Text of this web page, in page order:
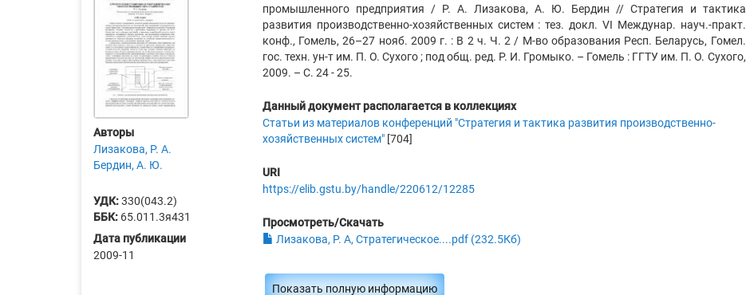
Авторы
Лизакова, Р. А.
Бердин, А. Ю.
УДК:330(043.2)
ББК: 65.011.3я431
Дата публикации
2009-11
промышленного предприятия / Р. А. Лизакова, А. Ю. Бердин // Стратегия и тактика
развития производственно-хозяйственных систем : тез. докл. VI Междунар. науч.-практ.
конф., Гомель, 26–27 нояб. 2009 г. : В 2 ч. Ч. 2 / М-во образования Респ. Беларусь, Гомел.
гос. техн. ун-т им. П. О. Сухого ; под общ. ред. Р. И. Громыко. – Гомель : ГГТУ им. П. О. Сухого,
2009. – С. 24 - 25.
Данный документ располагается в коллекциях
Статьи из материалов конференций "Стратегия и тактика развития производственно-
хозяйственных систем"[704]
URI
https://elib.gstu.by/handle/220612/12285
Просмотреть/Скачать
Лизакова, Р. А, Стратегическое....pdf (232.5Кб)
Показать полную информацию